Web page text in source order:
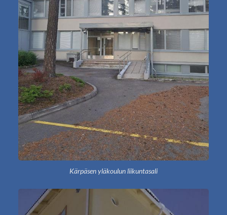
Kärpäsen yläkoulun liikuntasali